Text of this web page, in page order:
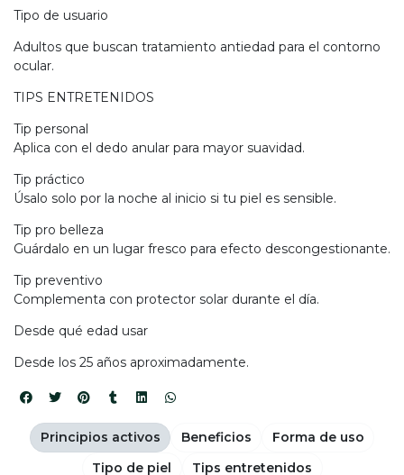
Tipo de usuario
Adultos que buscan tratamiento antiedad para el contorno
ocular.
TIPS ENTRETENIDOS
Tip personal
Aplica con el dedo anular para mayor suavidad.
Tip práctico
Úsalo solo por la noche al inicio si tu piel es sensible.
Tip pro belleza
Guárdalo en un lugar fresco para efecto descongestionante.
Tip preventivo
Complementa con protector solar durante el día.
Desde qué edad usar
Desde los 25 años aproximadamente.
Principios activos Beneficios
Forma de uso
Tipo de piel
Tips entretenidos